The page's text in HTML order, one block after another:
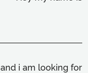
and i am looking for